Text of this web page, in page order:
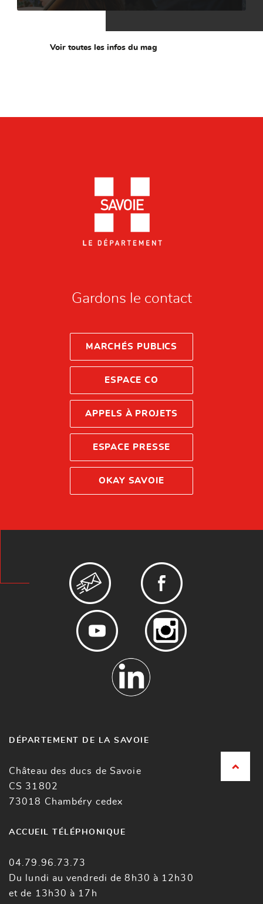
Voir toutes les infos du mag
Gardons le contact
MARCHÉS PUBLICS
ESPACE CO
APPELS À PROJETS
ESPACE PRESSE
OKAY SAVOIE
DÉPARTEMENT DE LA SAVOIE
Château des ducs de Savoie
CS 31802
73018 Chambéry cedex
ACCUEIL TÉLÉPHONIQUE
04.79.96.73.73
Du lundi au vendredi de 8h30 à 12h30
et de 13h30 à 17h